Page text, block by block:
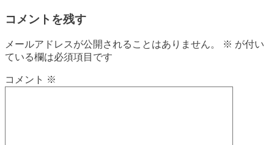
コメントを残す
メールアドレスが公開されることはありません。 ※ が付い
ている欄は必須項目です
コメント ※